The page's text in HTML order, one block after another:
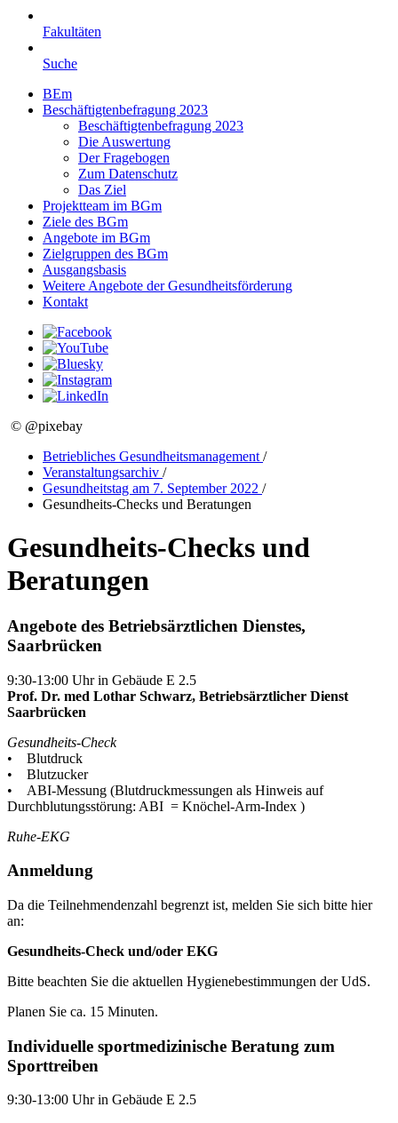
Fakultäten
Suche
BEm
Beschäftigtenbefragung 2023
Beschäftigtenbefragung 2023
Die Auswertung
Der Fragebogen
Zum Datenschutz
Das Ziel
Projektteam im BGm
Ziele des BGm
Angebote im BGm
Zielgruppen des BGm
Ausgangsbasis
Weitere Angebote der Gesundheitsförderung
Kontakt
© @pixebay
Betriebliches Gesundheitsmanagement /
Veranstaltungsarchiv /
Gesundheitstag am 7. September 2022 /
Gesundheits-Checks und Beratungen
Gesundheits-Checks und
Beratungen
Angebote des Betriebsärztlichen Dienstes,
Saarbrücken
9:30-13:00 Uhr in Gebäude E 2.5
Prof. Dr. med Lothar Schwarz, Betriebsärztlicher Dienst
Saarbrücken
Gesundheits-Check
• Blutdruck
• Blutzucker
• ABI-Messung (Blutdruckmessungen als Hinweis auf
Durchblutungsstörung: ABI = Knöchel-Arm-Index )
Ruhe-EKG
Anmeldung
Da die Teilnehmendenzahl begrenzt ist, melden Sie sich bitte hier
an:
Gesundheits-Check und/oder EKG
Bitte beachten Sie die aktuellen Hygienebestimmungen der UdS.
Planen Sie ca. 15 Minuten.
Individuelle sportmedizinische Beratung zum
Sporttreiben
9:30-13:00 Uhr in Gebäude E 2.5